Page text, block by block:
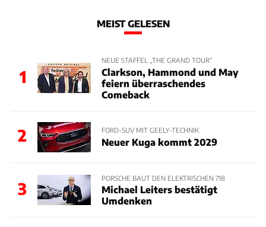
MEIST GELESEN
1
NEUE STAFFEL „THE GRAND TOUR“
Clarkson, Hammond und May
feiern überraschendes
Comeback
2 FORD-SUV MIT GEELY-TECHNIK
Neuer Kuga kommt 2029
3
PORSCHE BAUT DEN ELEKTRISCHEN 718
Michael Leiters bestätigt
Umdenken